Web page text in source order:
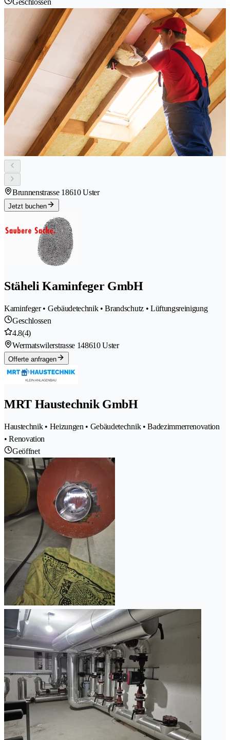
Geschlossen
Brunnenstrasse 18610 Uster
Jetzt buchen
Stäheli Kaminfeger GmbH
Kaminfeger • Gebäudetechnik • Brandschutz • Lüftungsreinigung
Geschlossen
4.8(4)
Wermatswilerstrasse 148610 Uster
Offerte anfragen
MRT Haustechnik GmbH
Haustechnik • Heizungen • Gebäudetechnik • Badezimmerrenovation
• Renovation
Geöffnet